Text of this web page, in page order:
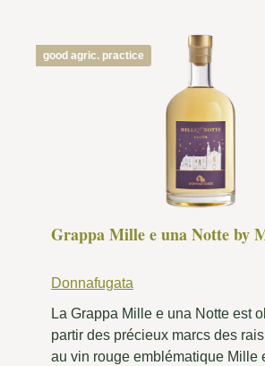
good agric. practice
Grappa Mille e una Notte by
Donnafugata
La Grappa Mille e una Notte est
partir des précieux marcs des
au vin rouge emblématique Mille